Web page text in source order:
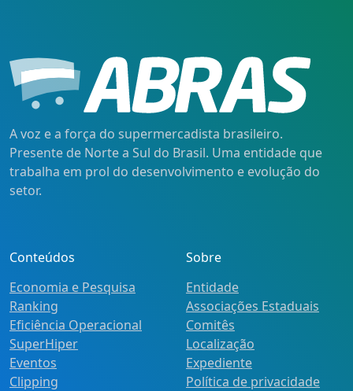
A voz e a força do supermercadista brasileiro.
Presente de Norte a Sul do Brasil. Uma entidade que
trabalha em prol do desenvolvimento e evolução do
setor.
Conteúdos
Economia e Pesquisa
Ranking
Eficiência Operacional
SuperHiper
Eventos
Clipping
Sobre
Entidade
Associações Estaduais
Comitês
Localização
Expediente
Política de privacidade